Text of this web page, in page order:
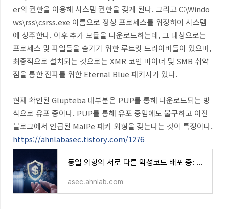
er의 권한을 이용해 시스템 권한을 갖게 된다. 그리고 C:\Windo
ws\rss\csrss.exe 이름으로 정상 프로세스를 위장하여 시스템
에 상주한다. 이후 추가 모듈을 다운로드하는데, 그 대상으로는
프로세스 및 파일들을 숨기기 위한 루트킷 드라이버들이 있으며,
최종적으로 설치되는 것으로는 XMR 코인 마이너 및 SMB 취약
점을 통한 전파를 위한 Eternal Blue 패키지가 있다.
현재 확인된 Glupteba 대부분은 PUP를 통해 다운로드되는 방
식으로 유포 중이다. PUP를 통해 유포 중임에도 불구하고 이전
블로그에서 언급된 MalPe 패커 외형을 갖는다는 것이 특징이다.
https://ahnlabasec.tistory.com/1276
동일 외형의 서로 다른 악성코드 배포 중: 서비스형 악성코드 확산?
asec.ahnlab.com